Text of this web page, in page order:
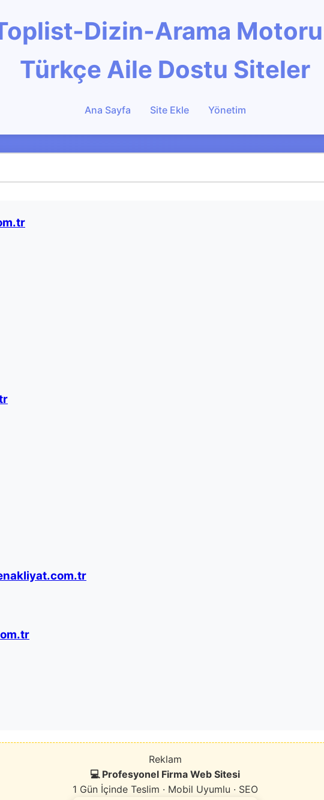
Dizin-Arama
Türkçe Aile Dostu Siteler
Ana Sayfa Site Ekle Yönetim
Reklam
💻 Profesyonel Firma Web Sitesi
1 Gün İçinde Teslim · Mobil Uyumlu · SEO